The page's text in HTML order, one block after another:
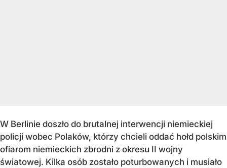
W Berlinie doszło do brutalnej interwencji niemieckiej
policji wobec Polaków, którzy chcieli oddać hołd polskim
ofiarom niemieckich zbrodni z okresu II wojny
światowej. Kilka osób zostało poturbowanych i musiało